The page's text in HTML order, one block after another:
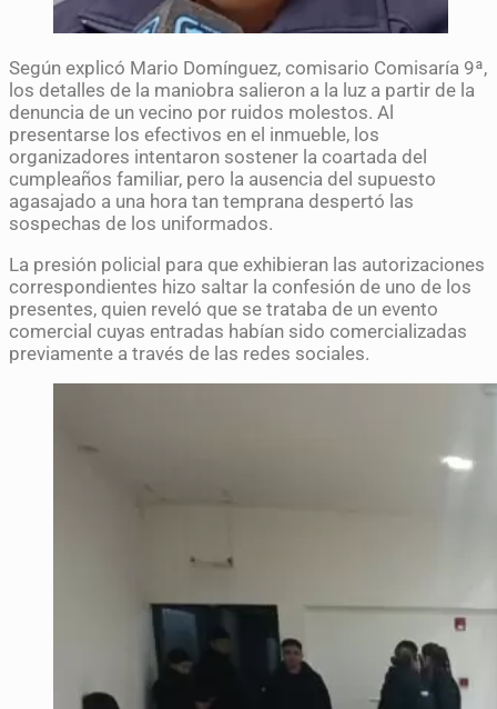
Según explicó Mario Domínguez, comisario Comisaría 9ª,
los detalles de la maniobra salieron a la luz a partir de la
denuncia de un vecino por ruidos molestos. Al
presentarse los efectivos en el inmueble, los
organizadores intentaron sostener la coartada del
cumpleaños familiar, pero la ausencia del supuesto
agasajado a una hora tan temprana despertó las
sospechas de los uniformados.
La presión policial para que exhibieran las autorizaciones
correspondientes hizo saltar la confesión de uno de los
presentes, quien reveló que se trataba de un evento
comercial cuyas entradas habían sido comercializadas
previamente a través de las redes sociales.